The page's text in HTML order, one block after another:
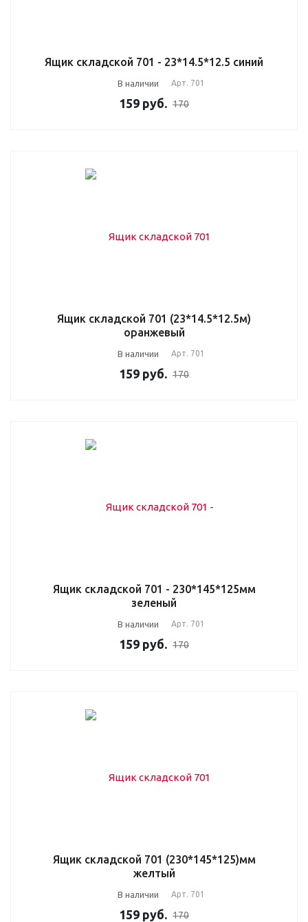
Ящик складской 701 - 23*14.5*12.5 синий
В наличии Арт. 701
159 руб. 170
Ящик складской 701 (23*14.5*12.5м)
оранжевый
В наличии Арт. 701
159 руб. 170
Ящик складской 701 - 230*145*125мм
зеленый
В наличии Арт. 701
159 руб. 170
Ящик складской 701 (230*145*125)мм
желтый
В наличии Арт. 701
159 руб. 170